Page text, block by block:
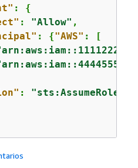
: {
: "Allow" ,
: {"AWS" : [
: "sts:AssumeRole"